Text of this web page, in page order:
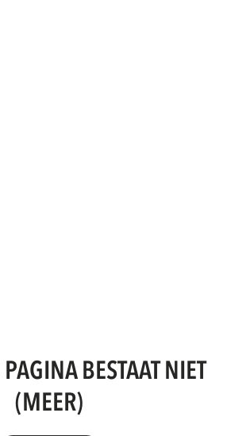
BESTAAT NIET
(MEER)